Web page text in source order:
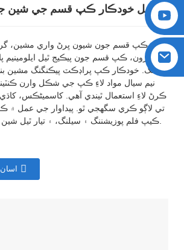
مڪمل خودڪار ڪپ قسم جي شين
ڪپ قسم جون شيون ڀرڻ واري مشين،
موزون، ڪپ قسم جون پيڪيج ٿيل
سيلنگ. خودڪار ڪپ پراڊڪٽ پيڪنگنگ مشين
نيم سيال مواد لاءِ ڪپ جي شڪل وارن
ڪرڻ لاءِ استعمال ٿيندي آهي. کاسمیٹڪس، کاڌي
تي لاڳو ڪري سگهجي ٿو. پيداوار جي عمل ۾
ڪيپ فلم پوزيشننگ ۽ سيلنگ، ۽ تيار ٿيل شين کي هٽائڻ شامل آهن.